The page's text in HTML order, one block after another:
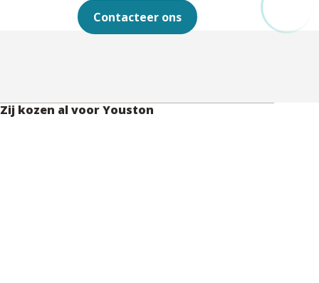
Contacteer ons
Zij kozen al voor Youston